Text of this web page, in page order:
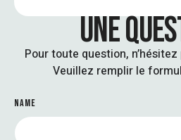
UNE
Pour toute question,
Veuillez remplir le
NAME